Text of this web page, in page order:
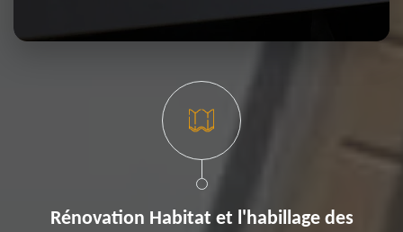
Rénovation Habitat et l'habillage des